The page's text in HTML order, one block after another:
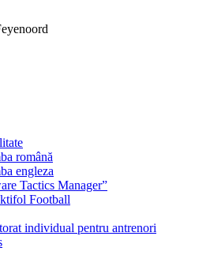
română
engleza
Tactics Manager”
Football
individual pentru antrenori